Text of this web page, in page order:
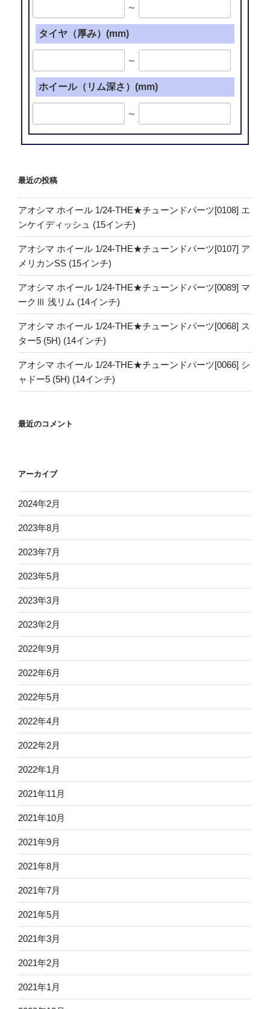
～
タイヤ（厚み）(mm)
～
ホイール（リム深さ）(mm)
～
最近の投稿
アオシマ ホイール 1/24-THE★チューンドパーツ[0108] エ
ンケイディッシュ (15インチ)
アオシマ ホイール 1/24-THE★チューンドパーツ[0107] ア
メリカンSS (15インチ)
アオシマ ホイール 1/24-THE★チューンドパーツ[0089] マ
ークⅢ 浅リム (14インチ)
アオシマ ホイール 1/24-THE★チューンドパーツ[0068] ス
ター5 (5H) (14インチ)
アオシマ ホイール 1/24-THE★チューンドパーツ[0066] シ
ャドー5 (5H) (14インチ)
最近のコメント
アーカイブ
2024年2月
2023年8月
2023年7月
2023年5月
2023年3月
2023年2月
2022年9月
2022年6月
2022年5月
2022年4月
2022年2月
2022年1月
2021年11月
2021年10月
2021年9月
2021年8月
2021年7月
2021年5月
2021年3月
2021年2月
2021年1月